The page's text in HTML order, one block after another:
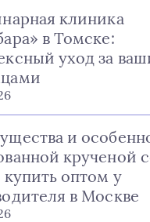
клиника
в Томске:
уход за
и
крученой
оптом у
в Москве